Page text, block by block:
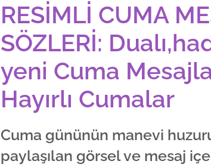
RESİMLİ CUMA
SÖZLERİ:
yeni Cuma
Hayırlı Cumalar
Cuma gününün manevi
paylaşılan görsel ve mesaj